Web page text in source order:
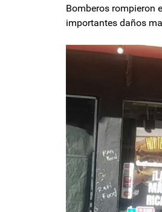
Bomberos rompieron
importantes daños